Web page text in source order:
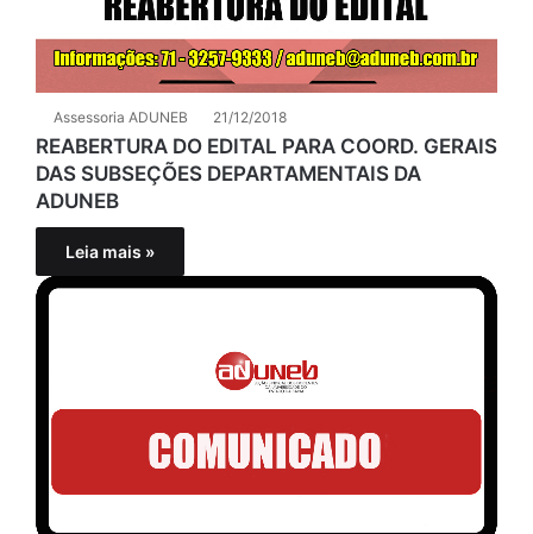
Assessoria ADUNEB 21/12/2018
REABERTURA DO EDITAL PARA COORD. GERAIS
DAS SUBSEÇÕES DEPARTAMENTAIS DA
ADUNEB
Leia mais »